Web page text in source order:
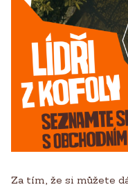
Za tím, že si můžete